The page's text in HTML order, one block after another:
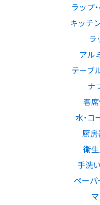
ラップ
キッチ
ラ
アル
テーブ
ナ
客席
水・コ
厨房
衛生
手洗い
ペーパ
マ